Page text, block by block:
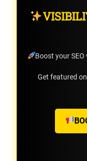
Boost your
Get featured